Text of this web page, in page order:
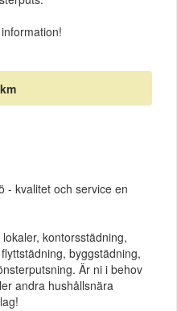
- kvalitet och service en
kontorsstädning,
byggstädning,
Är ni i behov
andra hushållsnära